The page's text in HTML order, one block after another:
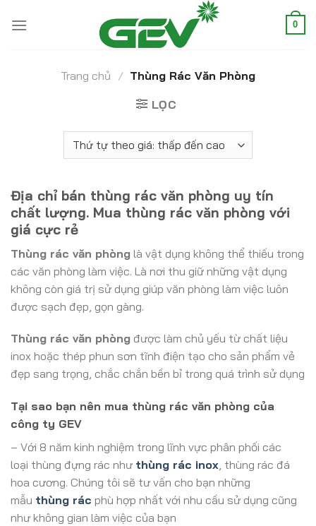
0
Trang chủ / Thùng Rác Văn Phòng
LỌC
Địa chỉ bán thùng rác văn phòng uy tín
chất lượng. Mua thùng rác văn phòng với
giá cực rẻ
Thùng rác văn phòng là vật dụng không thể thiếu trong
các văn phòng làm việc. Là nơi thu giữ những vật dụng
không còn giá trị sử dụng giúp văn phòng làm việc luôn
được sạch đẹp, gọn gàng.
Thùng rác văn phòng được làm chủ yếu từ chất liệu
inox hoặc thép phun sơn tĩnh điện tạo cho sản phẩm vẻ
đẹp sang trọng, chắc chắn bền bỉ trong quá trình sử dụng
Tại sao bạn nên mua thùng rác văn phòng của
công ty GEV
– Với 8 năm kinh nghiệm trong lĩnh vực phân phối các
loại thùng đựng rác như thùng rác inox, thùng rác đá
hoa cương. Chúng tôi sẽ tư vấn cho bạn những
mẫu thùng rác phù hợp nhất với nhu cầu sử dụng cũng
như không gian làm việc của bạn